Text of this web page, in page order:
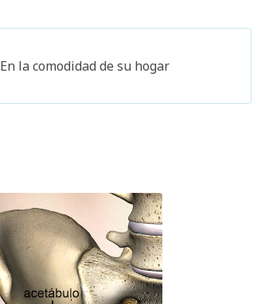
En la comodidad de su hogar